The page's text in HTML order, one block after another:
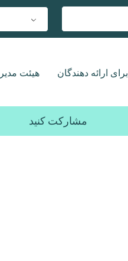
برای ارائه دهندگان هیئت
مشارکت کنید